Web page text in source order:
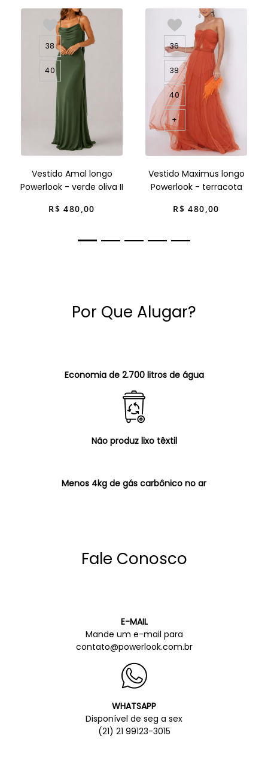
38
40
Vestido Amal longo
Powerlook - verde oliva II
R$ 480,00
36
38
40
+
Vestido Maximus longo
Powerlook - terracota
R$ 480,00
Por Que Alugar?
Economia de 2.700 litros de água
Não produz lixo têxtil
Menos 4kg de gás carbônico no ar
Fale Conosco
E-MAIL
Mande um e-mail para
contato@powerlook.com.br
WHATSAPP
Disponível de seg a sex
(21) 21 99123-3015